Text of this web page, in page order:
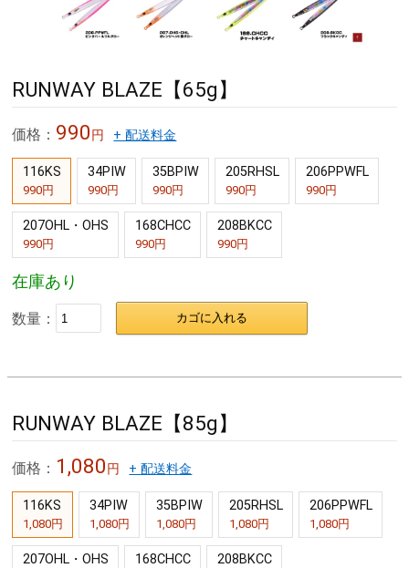
RUNWAY BLAZE【65g】
価格： 990 円 + 配送料金
116KS
990円
34PIW
990円
35BPIW
990円
205RHSL
990円
206PPWFL
990円
207OHL・OHS
990円
168CHCC
990円
208BKCC
990円
在庫あり
数量： カゴに入れる
RUNWAY BLAZE【85g】
価格： 1,080円 + 配送料金
116KS
1,080円
34PIW
1,080円
35BPIW
1,080円
205RHSL
1,080円
206PPWFL
1,080円
207OHL・OHS 168CHCC 208BKCC